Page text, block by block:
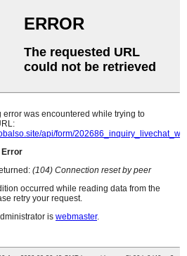
Swahili
Tajik
Telugu
Ukrainian
Urdu
Welsh
Xhosa
Yiddish
Tatar